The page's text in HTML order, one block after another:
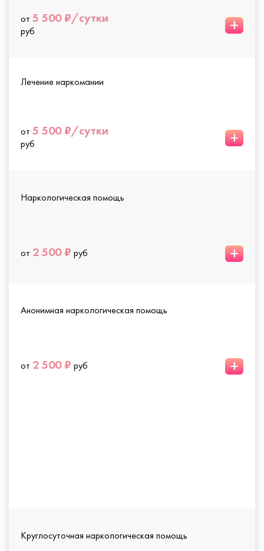
от 5 500 ₽/сутки
руб +
Лечение наркомании
от 5 500 ₽/сутки
руб +
Наркологическая помощь
от 2 500 ₽ руб +
Анонимная наркологическая помощь
от 2 500 ₽ руб +
Круглосуточная наркологическая помощь